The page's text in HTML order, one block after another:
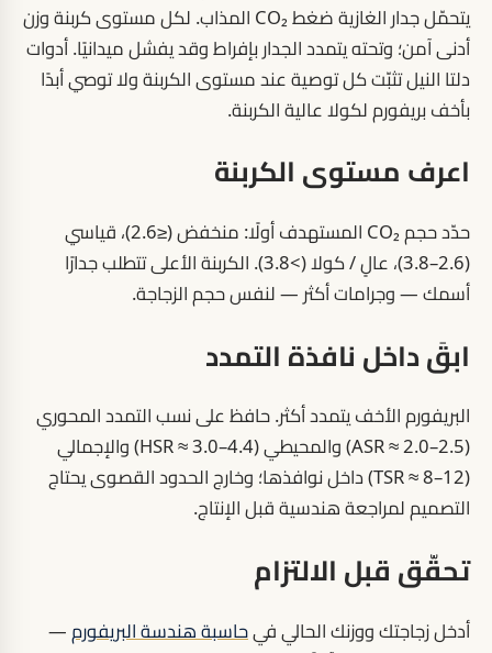
يتحمّل جدار الغازية ضغط CO₂ المذاب. لكل مستوى كربنة وزن
أدنى آمن؛ وتحته يتمدد الجدار بإفراط وقد يفشل ميدانيًا. أدوات
دلتا النيل تثبّت كل توصية عند مستوى الكربنة ولا توصي أبدًا
بأخف بريفورم لكولا عالية الكربنة.
اعرف مستوى الكربنة
حدّد حجم CO₂ المستهدف أولًا: منخفض (≤2.6)، قياسي
(2.6–3.8)، عالٍ / كولا (>3.8). الكربنة الأعلى تتطلب جدارًا
أسمك — وجرامات أكثر — لنفس حجم الزجاجة.
ابقَ داخل نافذة التمدد
البريفورم الأخف يتمدد أكثر. حافظ على نسب التمدد المحوري
(ASR ≈ 2.0–2.5) والمحيطي (HSR ≈ 3.0–4.4) والإجمالي
(TSR ≈ 8–12) داخل نوافذها؛ وخارج الحدود القصوى يحتاج
التصميم لمراجعة هندسية قبل الإنتاج.
تحقّق قبل الالتزام
أدخل زجاجتك ووزنك الحالي فيحاسبة هندسة البريفورم —